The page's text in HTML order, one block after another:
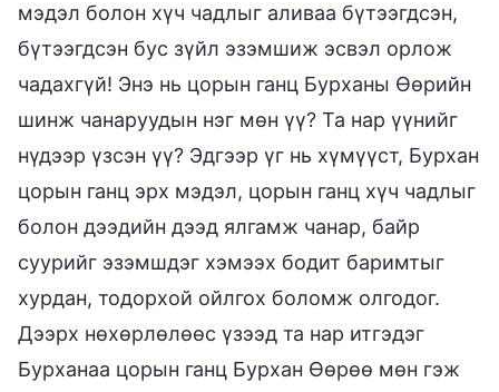
мэдэл болон хүч чадлыг аливаа бүтээгдсэн,
бүтээгдсэн бус зүйл эзэмшиж эсвэл орлож
чадахгүй! Энэ нь цорын ганц Бурханы Өөрийн
шинж чанаруудын нэг мөн үү? Та нар үүнийг
нүдээр үзсэн үү? Эдгээр үг нь хүмүүст, Бурхан
цорын ганц эрх мэдэл, цорын ганц хүч чадлыг
болон дээдийн дээд ялгамж чанар, байр
суурийг эзэмшдэг хэмээх бодит баримтыг
хурдан, тодорхой ойлгох боломж олгодог.
Дээрх нөхөрлөлөөс үзээд та нар итгэдэг
Бурханаа цорын ганц Бурхан Өөрөө мөн гэж